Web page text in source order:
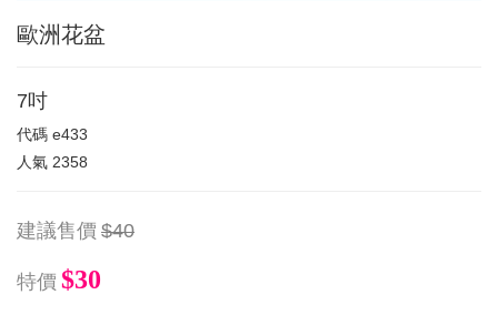
歐洲花盆
7吋
代碼 e433
人氣 2358
建議售價 $40
特價 $30